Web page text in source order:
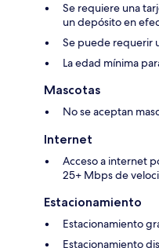
Se requiere una
un depósito en
Se puede requerir
La edad mínima
Mascotas
No se aceptan
Internet
Acceso a internet
25+ Mbps de
Estacionamiento
Estacionamiento
Estacionamiento